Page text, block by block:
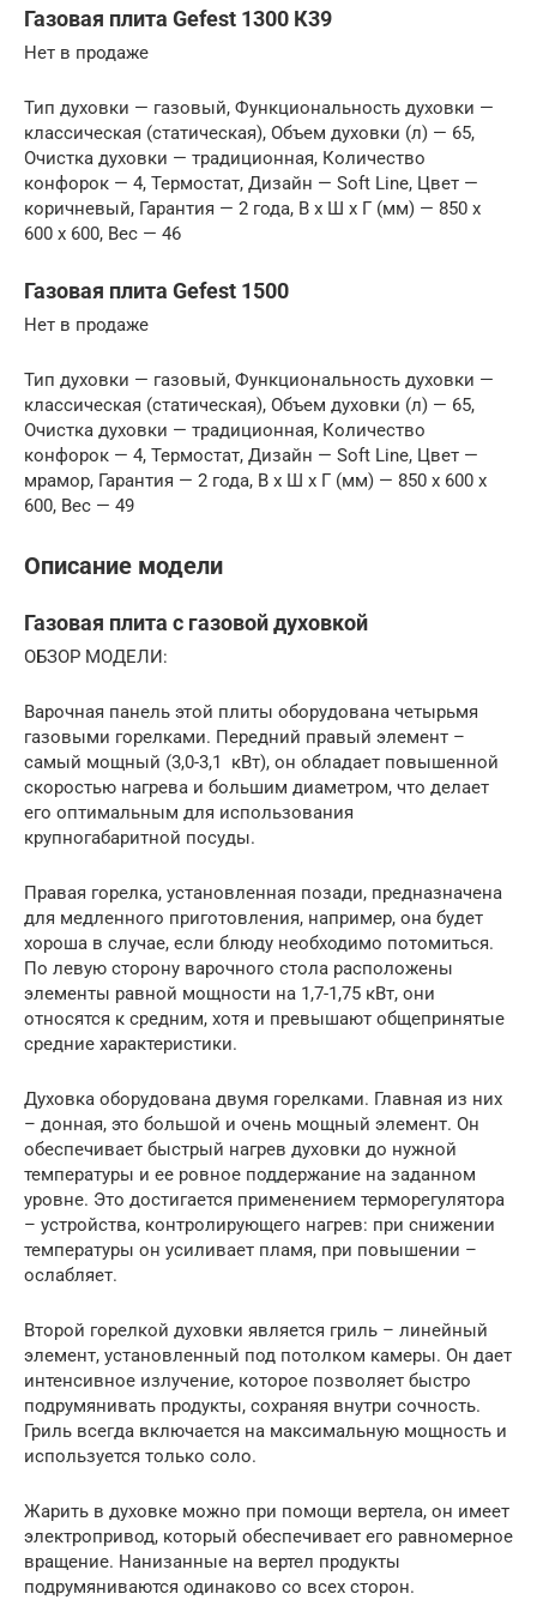
Газовая плита Gefest 1300 К39
Нет в продаже
Тип духовки — газовый, Функциональность духовки —
классическая (статическая), Объем духовки (л) — 65,
Очистка духовки — традиционная, Количество
конфорок — 4, Термостат, Дизайн — Soft Line, Цвет —
коричневый, Гарантия — 2 года, В x Ш x Г (мм) — 850 x
600 x 600, Вес — 46
Газовая плита Gefest 1500
Нет в продаже
Тип духовки — газовый, Функциональность духовки —
классическая (статическая), Объем духовки (л) — 65,
Очистка духовки — традиционная, Количество
конфорок — 4, Термостат, Дизайн — Soft Line, Цвет —
мрамор, Гарантия — 2 года, В x Ш x Г (мм) — 850 x 600 x
600, Вес — 49
Описание модели
Газовая плита с газовой духовкой
ОБЗОР МОДЕЛИ:
Варочная панель этой плиты оборудована четырьмя
газовыми горелками. Передний правый элемент –
самый мощный (3,0-3,1 кВт), он обладает повышенной
скоростью нагрева и большим диаметром, что делает
его оптимальным для использования
крупногабаритной посуды.
Правая горелка, установленная позади, предназначена
для медленного приготовления, например, она будет
хороша в случае, если блюду необходимо потомиться.
По левую сторону варочного стола расположены
элементы равной мощности на 1,7-1,75 кВт, они
относятся к средним, хотя и превышают общепринятые
средние характеристики.
Духовка оборудована двумя горелками. Главная из них
– донная, это большой и очень мощный элемент. Он
обеспечивает быстрый нагрев духовки до нужной
температуры и ее ровное поддержание на заданном
уровне. Это достигается применением терморегулятора
– устройства, контролирующего нагрев: при снижении
температуры он усиливает пламя, при повышении –
ослабляет.
Второй горелкой духовки является гриль – линейный
элемент, установленный под потолком камеры. Он дает
интенсивное излучение, которое позволяет быстро
подрумянивать продукты, сохраняя внутри сочность.
Гриль всегда включается на максимальную мощность и
используется только соло.
Жарить в духовке можно при помощи вертела, он имеет
электропривод, который обеспечивает его равномерное
вращение. Нанизанные на вертел продукты
подрумяниваются одинаково со всех сторон.